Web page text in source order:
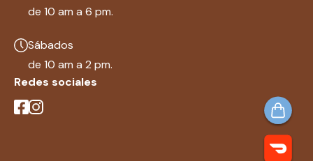
de 10 am a 6 pm.
Sábados
de 10 am a 2 pm.
Redes sociales